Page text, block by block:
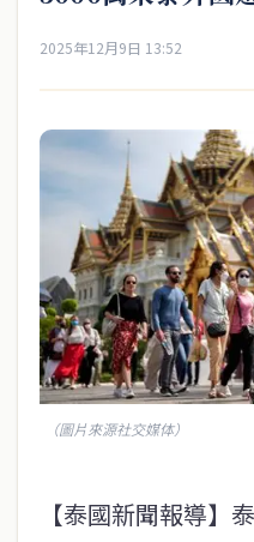
2025年12月9日 13:52
（圖片來源社交媒体）
【泰國新聞報導】